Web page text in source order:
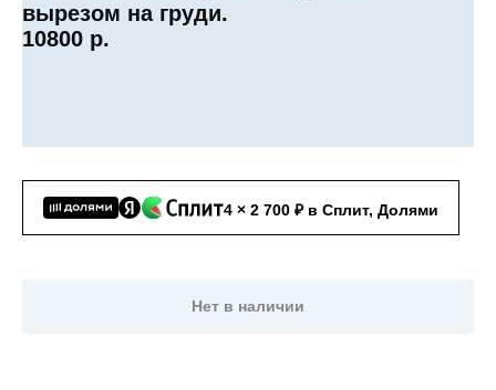
вырезом на груди.
10800 р.
4 × 2 700 ₽ в Сплит, Долями
Нет в наличии